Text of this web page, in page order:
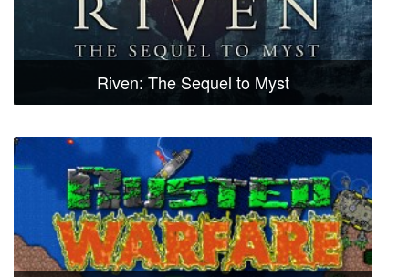
Riven: The Sequel to Myst